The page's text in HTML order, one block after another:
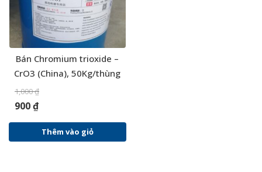
Bán Chromium trioxide –
CrO3 (China), 50Kg/thùng
1,000₫
900₫
Thêm vào giỏ